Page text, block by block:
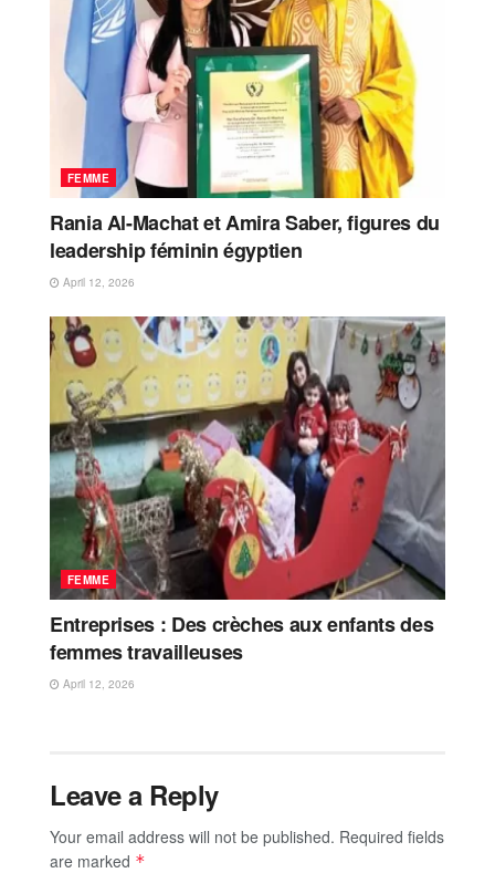
FEMME
Rania Al-Machat et Amira Saber, figures du
leadership féminin égyptien
April 12, 2026
FEMME
Entreprises : Des crèches aux enfants des
femmes travailleuses
April 12, 2026
Leave a Reply
Your email address will not be published. Required fields
are marked *